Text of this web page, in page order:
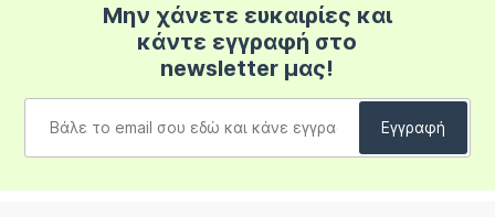
Μην χάνετε ευκαιρίες και
κάντε εγγραφή στο
newsletter μας!